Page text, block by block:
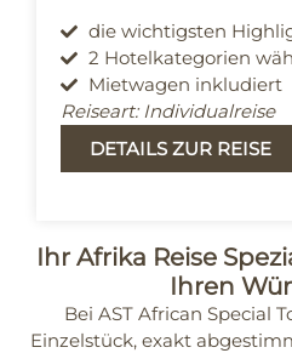
die wichtigsten
2 Hotelkategorien
Mietwagen inkludiert
Reiseart: Individualreise
DETAILS ZUR REISE
Ihr Afrika Reise
Ihren
Bei AST African Special
Einzelstück, exakt